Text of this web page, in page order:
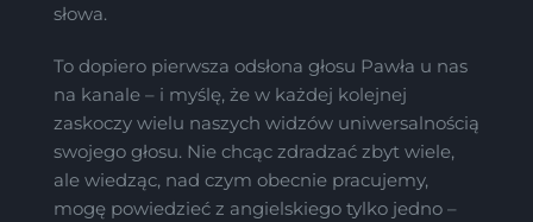
słowa.
To dopiero pierwsza odsłona głosu Pawła u nas
na kanale – i myślę, że w każdej kolejnej
zaskoczy wielu naszych widzów uniwersalnością
swojego głosu. Nie chcąc zdradzać zbyt wiele,
ale wiedząc, nad czym obecnie pracujemy,
mogę powiedzieć z angielskiego tylko jedno –